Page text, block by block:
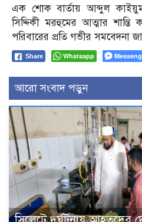
এক শোক বার্তায় আব্দুল
সিদ্দিকী মরহুমের আত্মার
পরিবারের প্রতি গভীর সমবেদনা
Share Whatsapp
আরো সংবাদ পড়ুন